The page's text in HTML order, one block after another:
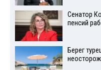
Сенатор
пенсий
Берег